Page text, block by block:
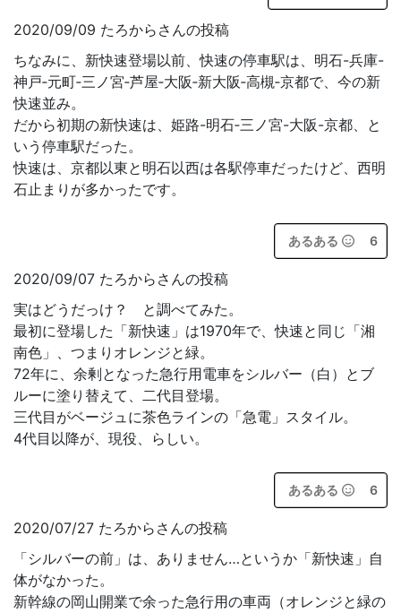
2020/09/09 たろからさんの投稿
ちなみに、新快速登場以前、快速の停車駅は、明石-兵庫-
神戸‐元町‐三ノ宮‐芦屋‐大阪‐新大阪‐高槻‐京都で、今の新
快速並み。
だから初期の新快速は、姫路-明石‐三ノ宮-大阪-京都、と
いう停車駅だった。
快速は、京都以東と明石以西は各駅停車だったけど、西明
石止まりが多かったです。
あるある 6
2020/09/07 たろからさんの投稿
実はどうだっけ？ と調べてみた。
最初に登場した「新快速」は1970年で、快速と同じ「湘
南色」、つまりオレンジと緑。
72年に、余剰となった急行用電車をシルバー（白）とブ
ルーに塗り替えて、二代目登場。
三代目がベージュに茶色ラインの「急電」スタイル。
4代目以降が、現役、らしい。
あるある 6
2020/07/27 たろからさんの投稿
「シルバーの前」は、ありません…というか「新快速」自
体がなかった。
新幹線の岡山開業で余った急行用の車両（オレンジと緑の